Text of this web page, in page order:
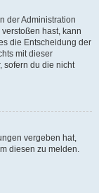
der Administration
hast, kann
die Entscheidung der
mit dieser
sofern du die nicht
vergeben hat,
diesen zu melden.